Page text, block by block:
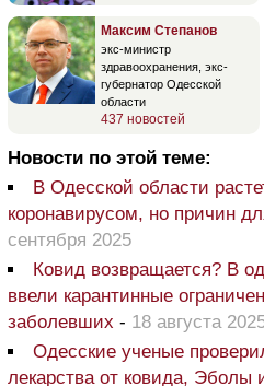
Максим Степанов
экс-министр
здравоохранения, экс-
губернатор Одесской
области
437 новостей
Новости по этой теме:
В Одесской области
коронавирусом, но причин
сентября 2025
Ковид возвращается? В
ввели карантинные
заболевших - 18 августа
Одесские ученые
лекарства от ковида,